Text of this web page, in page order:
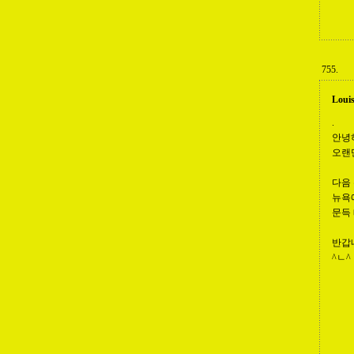
755.
Louis
.
안녕
오랜
다음
뉴욕
문득
반갑
^ㄴ^